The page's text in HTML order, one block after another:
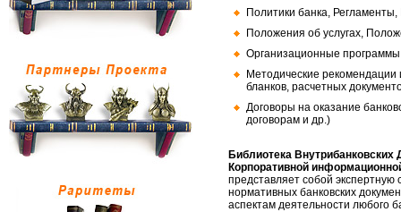
Политики банка,
Положения об услугах,
Организационные
Методические
бланков, расчетных
Договоры на оказание
договорам и др.)
Библиотека
Корпоративной
представляет собой экспертную
нормативных банковских
аспектам деятельности любого